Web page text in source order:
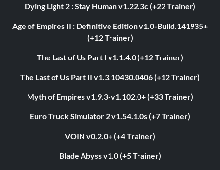
Dying Light 2 : Stay Human v1.22.3c (+22 Trainer)
Age of Empires II : Definitive Edition v1.0-Build.141935+
(+12 Trainer)
The Last of Us Part I v1.1.4.0 (+12 Trainer)
The Last of Us Part II v1.3.10430.0406 (+12 Trainer)
Myth of Empires v1.9.3-v1.102.0+ (+33 Trainer)
Euro Truck Simulator 2 v1.54.1.0s (+7 Trainer)
VOIN v0.2.0+ (+4 Trainer)
Blade Abyss v1.0 (+5 Trainer)